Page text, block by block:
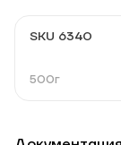
SKU 6340
500г